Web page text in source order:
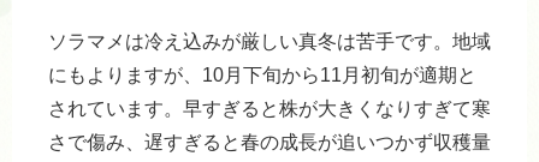
ソラマメは冷え込みが厳しい真冬は苦手です。地域
にもよりますが、10月下旬から11月初旬が適期と
されています。早すぎると株が大きくなりすぎて寒
さで傷み、遅すぎると春の成長が追いつかず収穫量